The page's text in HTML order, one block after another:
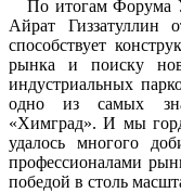
По итогам Форума
Айрат Гиззатуллин
способствует
рынка и поиску
индустриальных
одно из самых
«Химград». И мы
удалось многого
профессионалами
победой в столь